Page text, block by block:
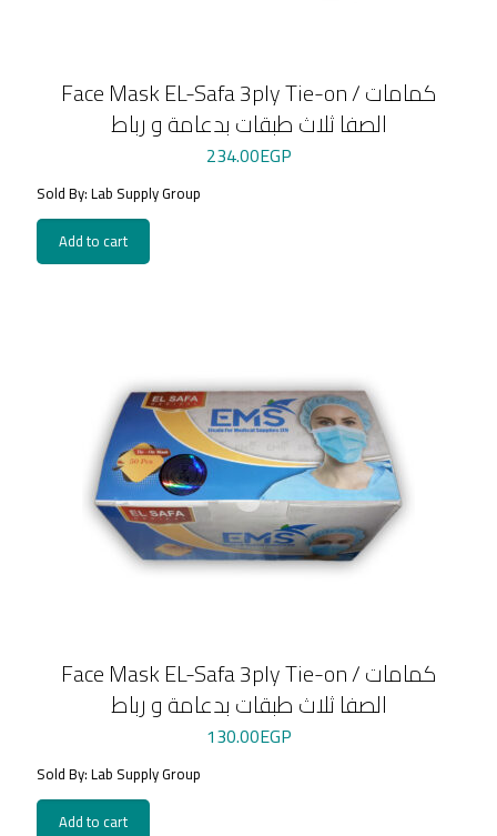
Face Mask EL-Safa 3ply Tie-on / كمامات
الصفا ثلاث طبقات بدعامة و رباط
234.00EGP
Sold By: Lab Supply Group
Add to cart
Face Mask EL-Safa 3ply Tie-on / كمامات
الصفا ثلاث طبقات بدعامة و رباط
130.00EGP
Sold By: Lab Supply Group
Add to cart